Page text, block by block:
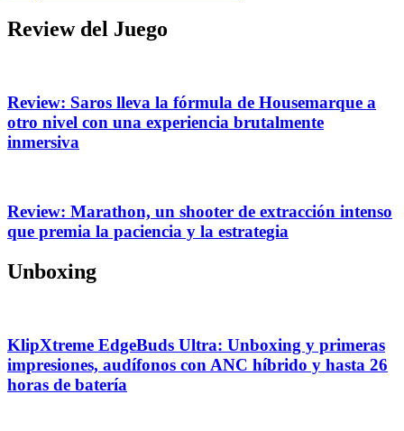
Review del Juego
Review: Saros lleva la fórmula de Housemarque a
otro nivel con una experiencia brutalmente
inmersiva
Review: Marathon, un shooter de extracción intenso
que premia la paciencia y la estrategia
Unboxing
KlipXtreme EdgeBuds Ultra: Unboxing y primeras
impresiones, audífonos con ANC híbrido y hasta 26
horas de batería